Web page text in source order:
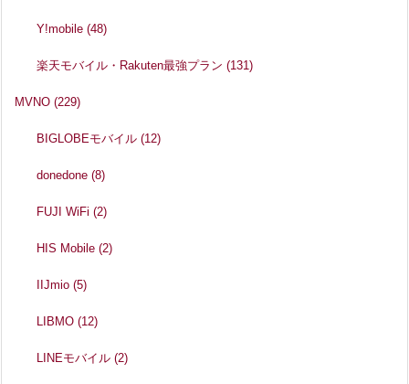
Y!mobile(48)
楽天モバイル・Rakuten最強プラン(131)
MVNO (229)
BIGLOBEモバイル(12)
donedone(8)
FUJI WiFi(2)
HIS Mobile(2)
IIJmio(5)
LIBMO(12)
LINEモバイル(2)